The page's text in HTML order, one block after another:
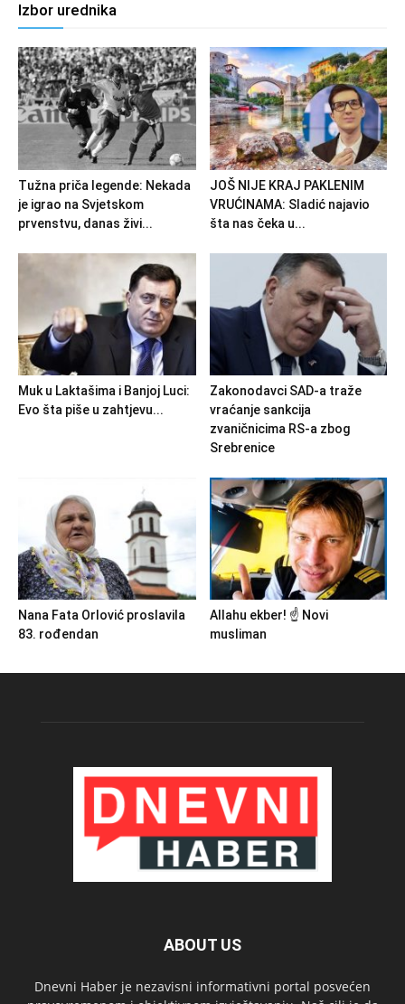
Izbor urednika
Tužna priča legende: Nekada
je igrao na Svjetskom
prvenstvu, danas živi...
JOŠ NIJE KRAJ PAKLENIM
VRUĆINAMA: Sladić najavio
šta nas čeka u...
Muk u Laktašima i Banjoj Luci:
Evo šta piše u zahtjevu...
Zakonodavci SAD-a traže
vraćanje sankcija
zvaničnicima RS-a zbog
Srebrenice
Nana Fata Orlović proslavila
83. rođendan
Allahu ekber! ☝️ Novi
musliman
ABOUT US
Dnevni Haber je nezavisni informativni portal posvećen